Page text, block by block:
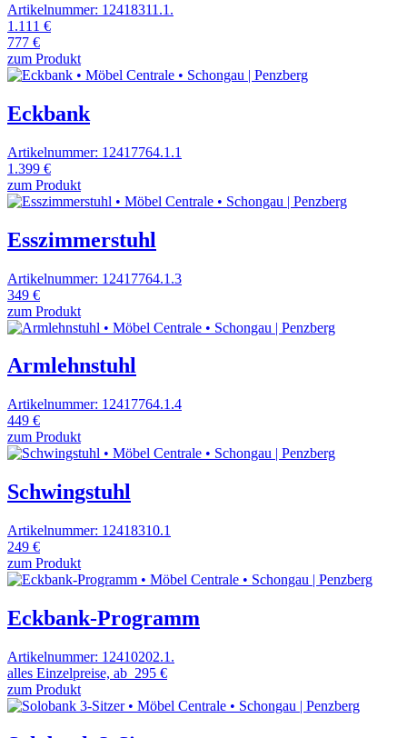
Artikelnummer: 12418311.1.
1.111 €
777 €
zum Produkt
Eckbank
Artikelnummer: 12417764.1.1
1.399 €
zum Produkt
Esszimmerstuhl
Artikelnummer: 12417764.1.3
349 €
zum Produkt
Armlehnstuhl
Artikelnummer: 12417764.1.4
449 €
zum Produkt
Schwingstuhl
Artikelnummer: 12418310.1
249 €
zum Produkt
Eckbank-Programm
Artikelnummer: 12410202.1.
alles Einzelpreise, ab 295 €
zum Produkt